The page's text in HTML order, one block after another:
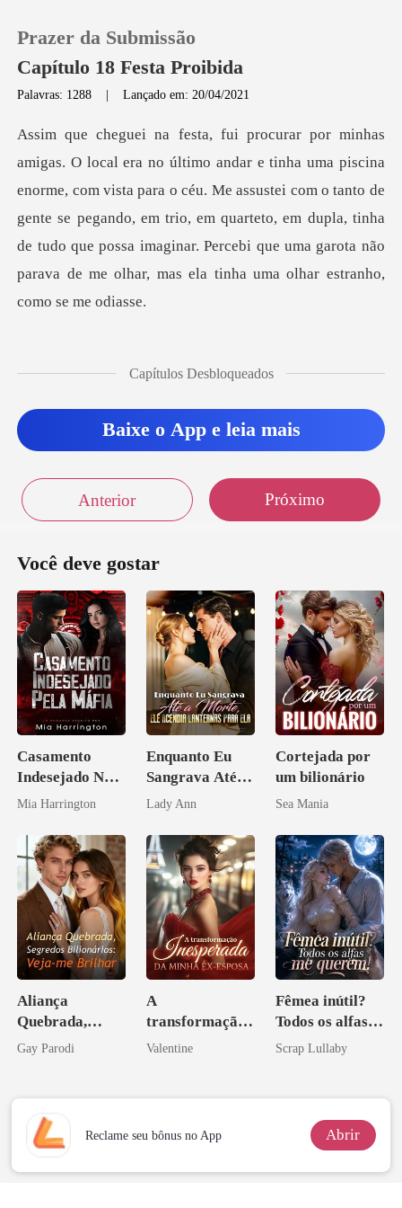
0
Prazer da Submissão
Capítulo 18 Festa Proibida
Palavras: 1288 |Lançado em: 20/04/2021
com vista para o céu. Me assustei com o tanto de
gente se pegando, em trio, em quarteto, em dupla, tinha
de tudo que
Capítulos Desbloqueados
Baixe o App e leia mais
Anterior Próximo
Você deve gostar
Casamento
Indesejado Na
Máfia
Mia Harrington
Enquanto Eu
Sangrava Até a
Morte, Ele
Lanternas Para
Ela
Lady Ann
Cortejada por
um bilionário
Sea Mania
Aliança
Quebrada,
Segredos
Gay Parodi
A
transformação
inesperada da
Valentine
Fêmea inútil?
Todos os alfas
me querem!
Scrap Lullaby
Reclame seu bônus no App Abrir